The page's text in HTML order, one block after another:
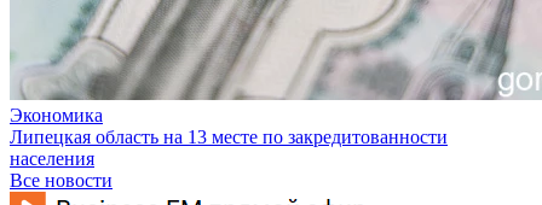
Экономика
Липецкая область на 13 месте по закредитованности
населения
Все новости